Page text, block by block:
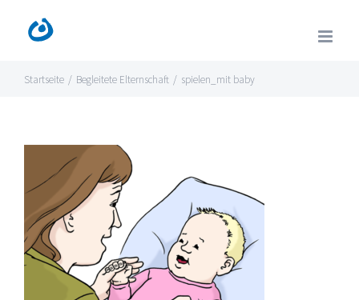
Inhalt
springen
Startseite / Begleitete Elternschaft / spielen_mit baby